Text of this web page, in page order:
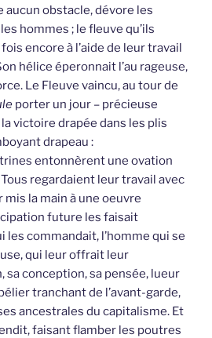
obstacle, dévore les
hommes ; le fleuve qu’ils
encore à l’aide de leur travail
hélice éperonnait l’au rageuse,
Le Fleuve vaincu, au tour de
porter un jour – précieuse
victoire drapée dans les plis
drapeau :
entonnèrent une ovation
regardaient leur travail avec
mis la main à une oeuvre
future les faisait
les commandait, l’homme qui se
qui leur offrait leur
conception, sa pensée, lueur
tranchant de l’avant-garde,
ancestrales du capitalisme. Et
faisant flamber les poutres